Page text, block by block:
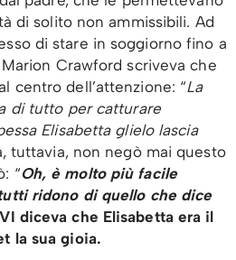
di solito non ammissibili. Ad
di stare in soggiorno fino a
Marion Crawford scriveva che
centro dell’attenzione: “La
di tutto per catturare
Elisabetta glielo lascia
tuttavia, non negò mai questo
“Oh, è molto più facile
ridono di quello che dice
diceva che Elisabetta era il
la sua gioia.